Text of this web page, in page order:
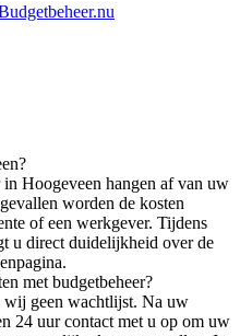
Hoogeveen hangen af van uw
worden de kosten
of een werkgever. Tijdens
u direct duidelijkheid over de
met budgetbeheer?
wij geen wachtlijst. Na uw
24 uur contact met u op om uw